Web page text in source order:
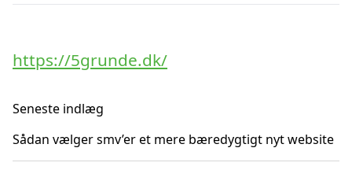
https://5grunde.dk/
Seneste indlæg
Sådan vælger smv’er et mere bæredygtigt nyt website